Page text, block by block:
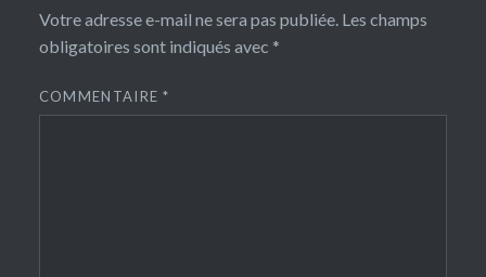
Votre adresse e-mail ne sera pas publiée. Les champs
obligatoires sont indiqués avec *
COMMENTAIRE*